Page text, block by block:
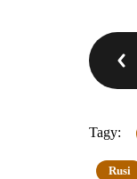
Tagy:
Rusi